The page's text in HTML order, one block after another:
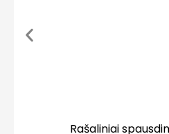
Rašaliniai